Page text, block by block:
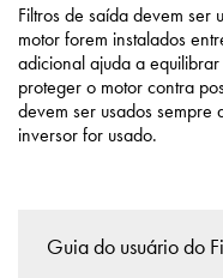
Filtros de saída devem ser
motor forem instalados
adicional ajuda a
proteger o motor contra
devem ser usados sempre
inversor for usado.
Guia do usuário do